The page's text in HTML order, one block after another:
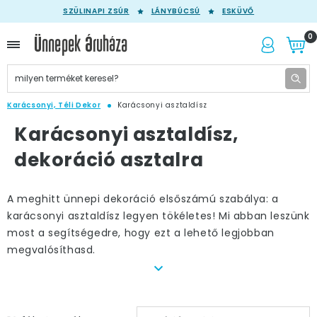
SZÜLINAPI ZSÚR LÁNYBÚCSÚ ESKÜVŐ
0
Karácsonyi, Téli Dekor Karácsonyi asztaldísz
Karácsonyi asztaldísz,
dekoráció asztalra
A meghitt ünnepi dekoráció elsőszámú szabálya: a
karácsonyi asztaldísz legyen tökéletes! Mi abban leszünk
most a segítségedre, hogy ezt a lehető legjobban
megvalósíthasd.
igen, akkor mennyire?